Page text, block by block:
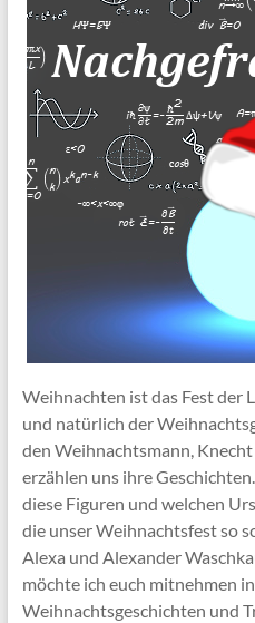
Weihnachten ist das Fest der
und natürlich der
den Weihnachtsmann,
erzählen uns ihre
diese Figuren und welchen
die unser Weihnachtsfest so
Alexa und Alexander
möchte ich euch mitnehmen
Weihnachtsgeschichten und